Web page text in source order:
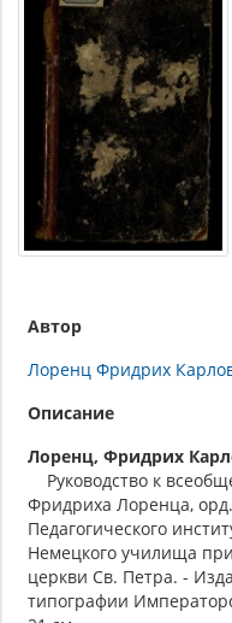
Автор
Лоренц Фридрих
Описание
Лоренц, Фридрих
Руководство к
Фридриха Лоренца,
Педагогического
Немецкого училища
церкви Св. Петра. -
типографии